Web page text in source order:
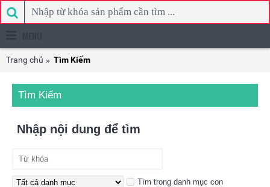
Trang chủ Tìm Kiếm
Tìm Kiếm
Nhập nội dung để tìm
Tìm trong danh mục con